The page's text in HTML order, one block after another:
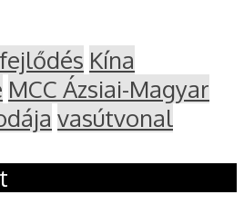
fejlődés Kína
MCC Ázsiai-Magyar
vasútvonal